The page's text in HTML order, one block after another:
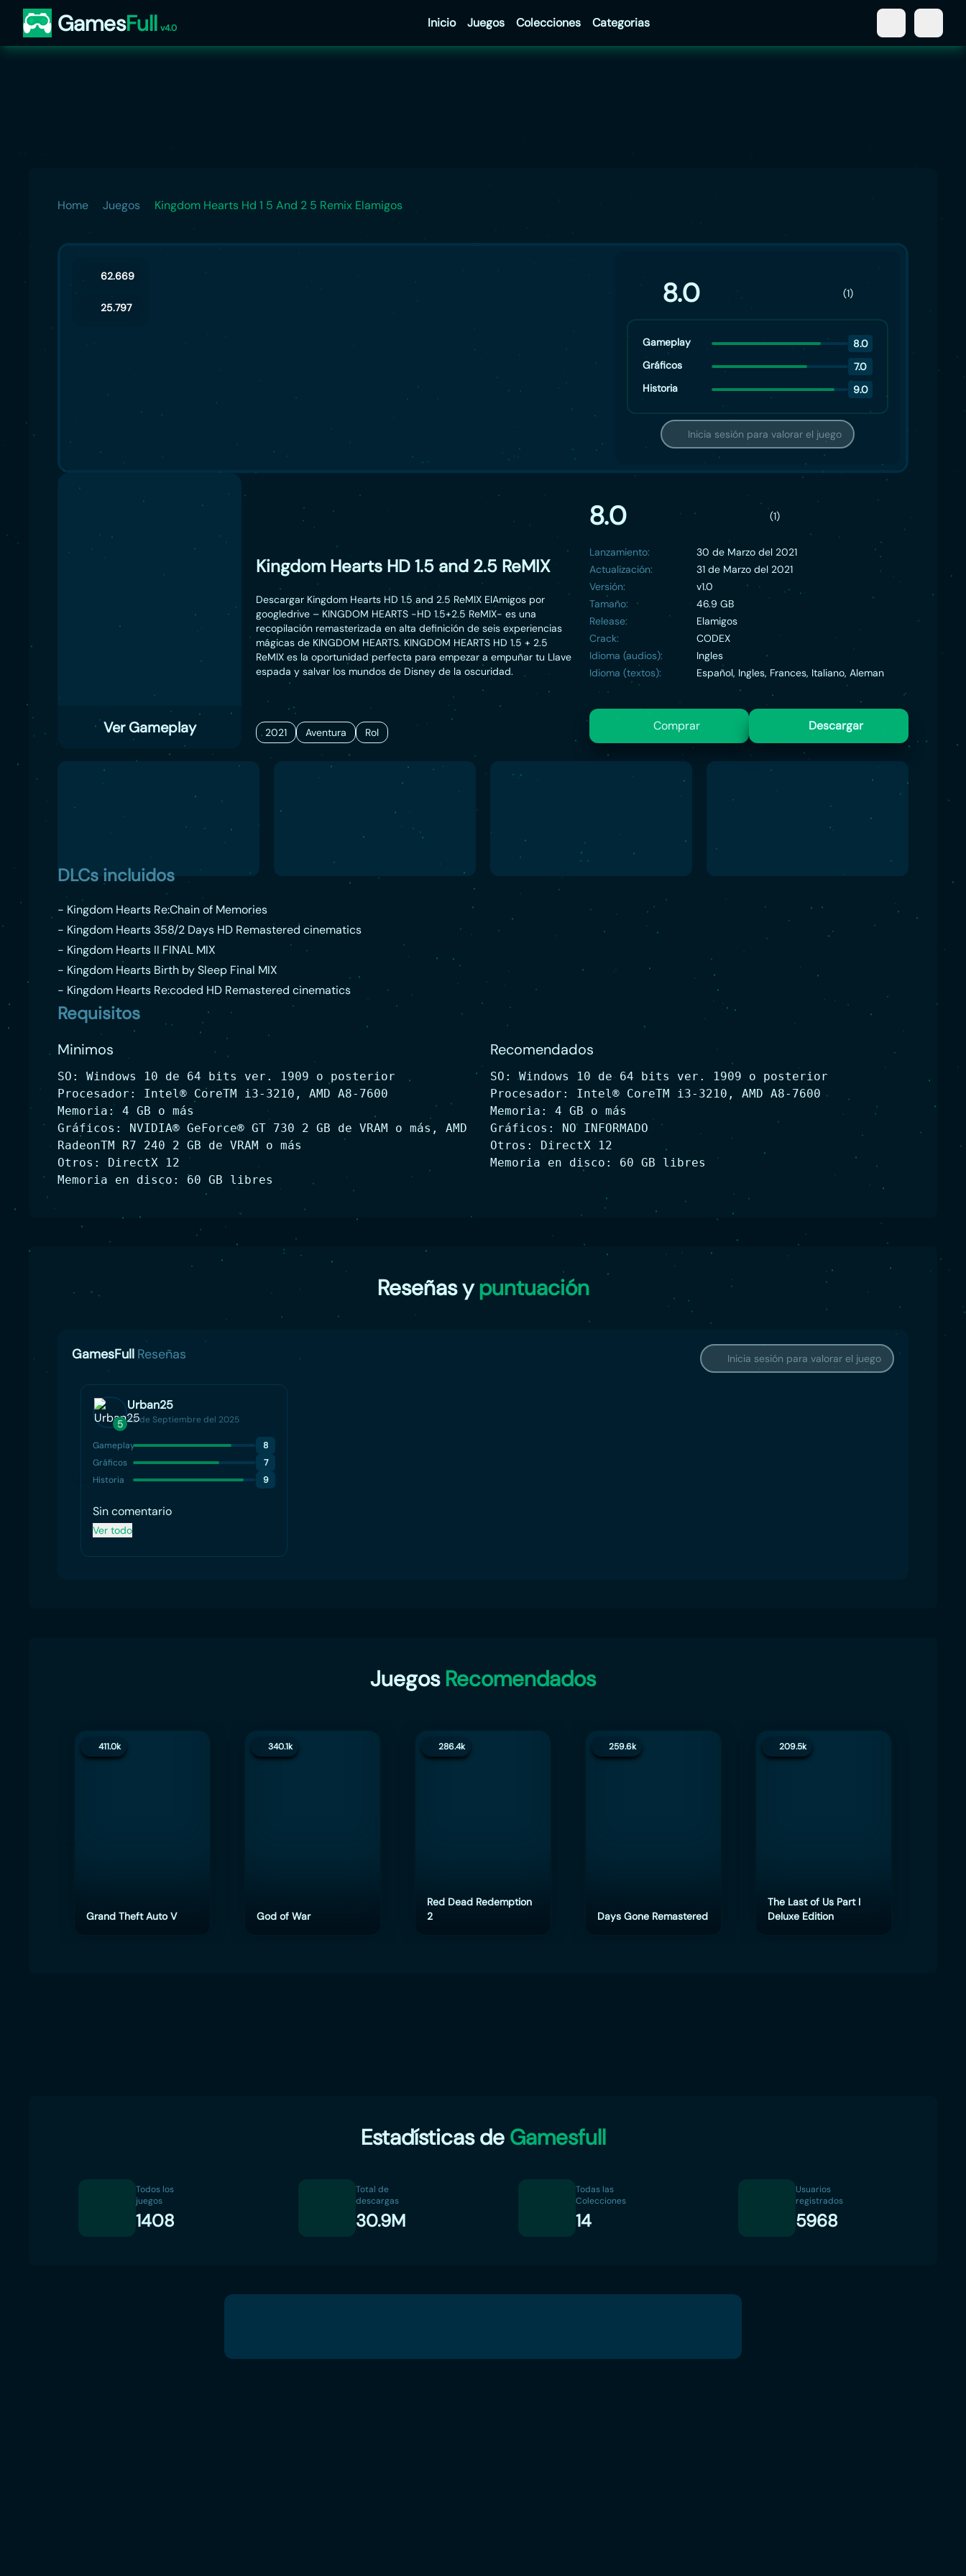
GamesFull v4.0 Inicio Juegos Colecciones Categorias
Home Juegos Kingdom Hearts Hd 1 5 And 2 5 Remix Elamigos
62.669
25.797 8.0 (1)
Gameplay
8.0
Gráficos
7.0
Historia
9.0
Inicia sesión para valorar el juego
Ver Gameplay
Kingdom Hearts HD 1.5 and 2.5 ReMIX
Descargar Kingdom Hearts HD 1.5 and 2.5 ReMIX ElAmigos por
googledrive – KINGDOM HEARTS -HD 1.5+2.5 ReMIX- es una
recopilación remasterizada en alta definición de seis experiencias
mágicas de KINGDOM HEARTS. KINGDOM HEARTS HD 1.5 + 2.5
ReMIX es la oportunidad perfecta para empezar a empuñar tu Llave
espada y salvar los mundos de Disney de la oscuridad.
2021 Aventura Rol
8.0 (1)
Lanzamiento:
30 de Marzo del 2021
Actualización:
31 de Marzo del 2021
Versión:
v1.0
Tamaño:
46.9 GB
Release:
Elamigos
Crack:
CODEX
Idioma (audios):
Ingles
Idioma (textos):
Español, Ingles, Frances, Italiano, Aleman
Comprar Descargar
DLCs incluidos
- Kingdom Hearts Re:Chain of Memories
- Kingdom Hearts 358/2 Days HD Remastered cinematics
- Kingdom Hearts II FINAL MIX
- Kingdom Hearts Birth by Sleep Final MIX
- Kingdom Hearts Re:coded HD Remastered cinematics
Requisitos
Minimos
SO: Windows 10 de 64 bits ver. 1909 o posterior
Procesador: Intel® CoreTM i3-3210, AMD A8-7600
Memoria: 4 GB o más
Gráficos: NVIDIA® GeForce® GT 730 2 GB de VRAM o más, AMD
RadeonTM R7 240 2 GB de VRAM o más
Otros: DirectX 12
Memoria en disco: 60 GB libres
Recomendados
SO: Windows 10 de 64 bits ver. 1909 o posterior
Procesador: Intel® CoreTM i3-3210, AMD A8-7600
Memoria: 4 GB o más
Gráficos: NO INFORMADO
Otros: DirectX 12
Memoria en disco: 60 GB libres
Reseñas ypuntuación
GamesFull Reseñas Inicia sesión para valorar el juego
5
Urban25
22 de Septiembre del 2025
Gameplay
8
Gráficos
7
Historia
9
Sin comentario
Ver todo
Juegos Recomendados
411.0k
Grand Theft Auto V
340.1k
God of War
286.4k
Red Dead Redemption
2
259.6k
Days Gone Remastered
209.5k
The Last of Us Part I
Deluxe Edition
Estadísticas de Gamesfull
Todos los
juegos
1408
Total de
descargas
30.9M
Todas las
Colecciones
14
Usuarios
registrados
5968